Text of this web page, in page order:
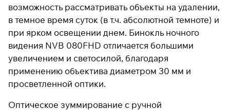
возможность рассматривать объекты на удалении,
в темное время суток (в т.ч. абсолютной темноте) и
при ярком освещении днем. Бинокль ночного
видения NVB 080FHD отличается большими
увеличением и светосилой, благодаря
применению объектива диаметром 30 мм и
просветленной оптики.
Оптическое зуммирование с ручной
* При оплате черезПЛАЙТ
скидки по купонам не
применяются.
Подробнее